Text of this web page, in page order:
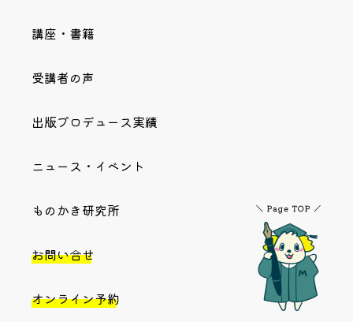
講座・書籍
受講者の声
出版プロデュース実績
ニュース・イベント
ものかき研究所
お問い合せ
オンライン予約